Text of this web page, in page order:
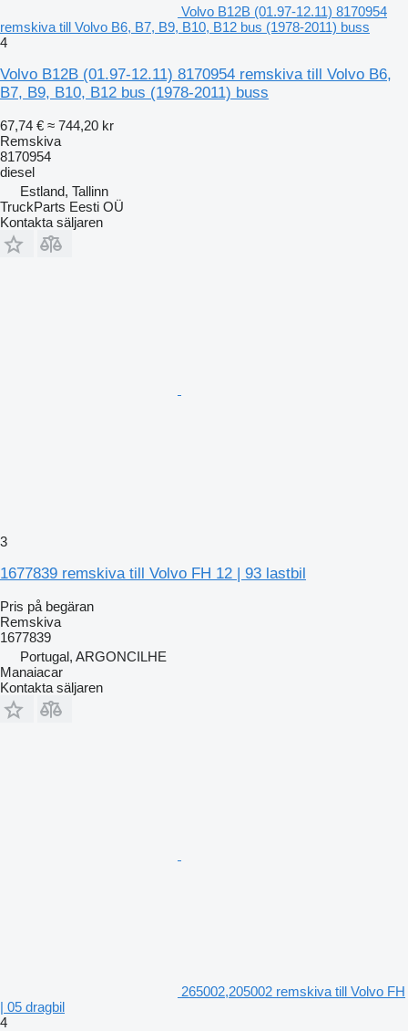
Volvo B12B (01.97-12.11) 8170954
remskiva till Volvo B6, B7, B9, B10, B12 bus (1978-2011) buss
4
Volvo B12B (01.97-12.11) 8170954 remskiva till Volvo B6,
B7, B9, B10, B12 bus (1978-2011) buss
67,74 € ≈ 744,20 kr
Remskiva
8170954
diesel
Estland, Tallinn
TruckParts Eesti OÜ
Kontakta säljaren
3
1677839 remskiva till Volvo FH 12 | 93 lastbil
Pris på begäran
Remskiva
1677839
Portugal, ARGONCILHE
Manaiacar
Kontakta säljaren
265002,205002 remskiva till Volvo FH
| 05 dragbil
4